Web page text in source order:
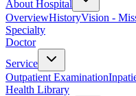
About Hospital
OverviewHistoryVision -
Specialty
Doctor
Service
Outpatient Examination
Health Library